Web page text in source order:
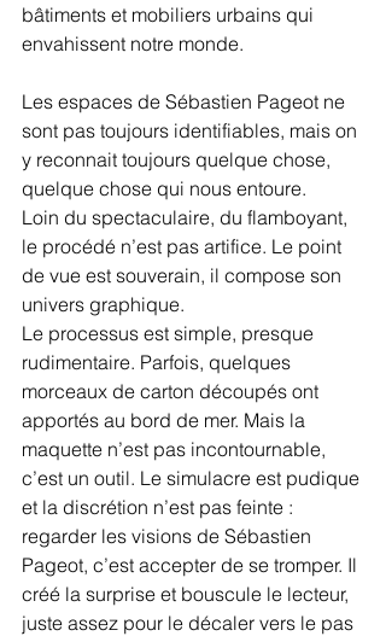
bâtiments et mobiliers urbains qui
envahissent notre monde.
Les espaces de Sébastien Pageot ne
sont pas toujours identifiables, mais on
y reconnait toujours quelque chose,
quelque chose qui nous entoure.
Loin du spectaculaire, du flamboyant,
le procédé n’est pas artifice. Le point
de vue est souverain, il compose son
univers graphique.
Le processus est simple, presque
rudimentaire. Parfois, quelques
morceaux de carton découpés ont
apportés au bord de mer. Mais la
maquette n’est pas incontournable,
c’est un outil. Le simulacre est pudique
et la discrétion n’est pas feinte :
regarder les visions de Sébastien
Pageot, c’est accepter de se tromper. Il
créé la surprise et bouscule le lecteur,
juste assez pour le décaler vers le pas